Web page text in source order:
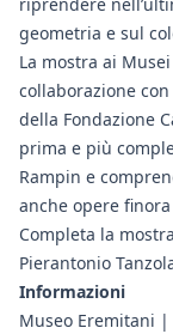
riprendere
geometria e sul
La mostra ai
collaborazione
della Fondazione
prima e più
Rampin e
anche opere
Completa la
Pierantonio
Informazioni
Museo Eremitani